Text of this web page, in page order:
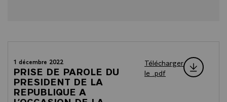
1 décembre 2022
PRISE DE PAROLE DU
PRESIDENT DE LA
REPUBLIQUE A
Télécharger
le .pdf